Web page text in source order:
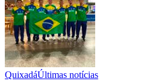
QuixadáÚltimas notícias